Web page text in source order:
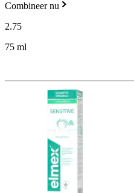
Combineer nu
2.75
75 ml